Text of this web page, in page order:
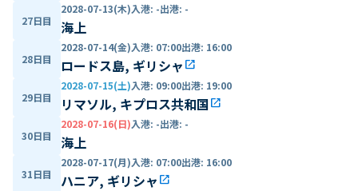
27日目
2028-07-13(木)入港: -出港: -
海上
28日目
2028-07-14(金)入港: 07:00出港: 16:00
ロードス島, ギリシャ open_in_new
29日目
2028-07-15(土)入港: 09:00出港: 19:00
リマソル, キプロス共和国open_in_new
30日目
2028-07-16(日)入港: -出港: -
海上
31日目
2028-07-17(月)入港: 07:00出港: 16:00
ハニア, ギリシャ open_in_new